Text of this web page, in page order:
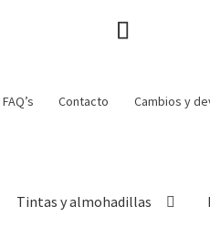
FAQ’s Contacto Cambios y
Tintas y almohadillas